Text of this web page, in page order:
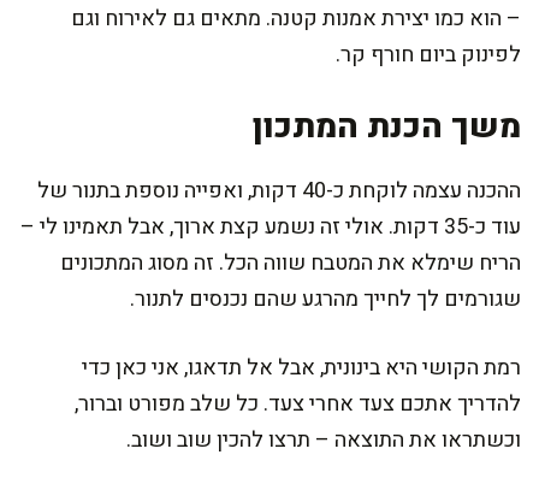
– הוא כמו יצירת אמנות קטנה. מתאים גם לאירוח וגם
לפינוק ביום חורף קר.
משך הכנת המתכון
ההכנה עצמה לוקחת כ-40 דקות, ואפייה נוספת בתנור של
עוד כ-35 דקות. אולי זה נשמע קצת ארוך, אבל תאמינו לי –
הריח שימלא את המטבח שווה הכל. זה מסוג המתכונים
שגורמים לך לחייך מהרגע שהם נכנסים לתנור.
רמת הקושי היא בינונית, אבל אל תדאגו, אני כאן כדי
להדריך אתכם צעד אחרי צעד. כל שלב מפורט וברור,
וכשתראו את התוצאה – תרצו להכין שוב ושוב.